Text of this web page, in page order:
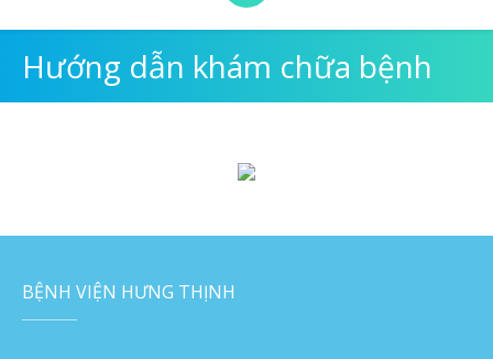
Hướng dẫn khám chữa bệnh
BỆNH VIỆN HƯNG THỊNH